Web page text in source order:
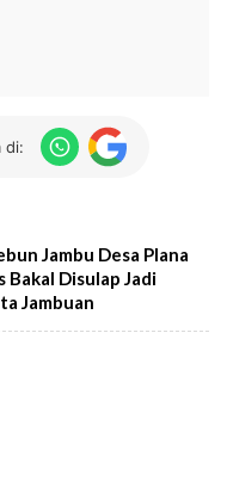
di:
Jambu Desa Plana
Bakal Disulap Jadi
Jambuan